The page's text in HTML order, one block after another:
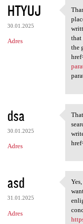
HTYUJ
30.01.2025
Adres
that
the
dsa
30.01.2025
Adres
asd
31.01.2025
Adres